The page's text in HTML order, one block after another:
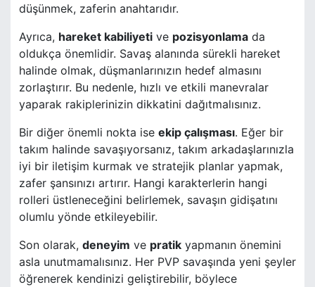
düşünmek, zaferin anahtarıdır.
Ayrıca, hareket kabiliyeti ve pozisyonlama da
oldukça önemlidir. Savaş alanında sürekli hareket
halinde olmak, düşmanlarınızın hedef almasını
zorlaştırır. Bu nedenle, hızlı ve etkili manevralar
yaparak rakiplerinizin dikkatini dağıtmalısınız.
Bir diğer önemli nokta ise ekip çalışması. Eğer bir
takım halinde savaşıyorsanız, takım arkadaşlarınızla
iyi bir iletişim kurmak ve stratejik planlar yapmak,
zafer şansınızı artırır. Hangi karakterlerin hangi
rolleri üstleneceğini belirlemek, savaşın gidişatını
olumlu yönde etkileyebilir.
Son olarak, deneyim ve pratik yapmanın önemini
asla unutmamalısınız. Her PVP savaşında yeni şeyler
öğrenerek kendinizi geliştirebilir, böylece